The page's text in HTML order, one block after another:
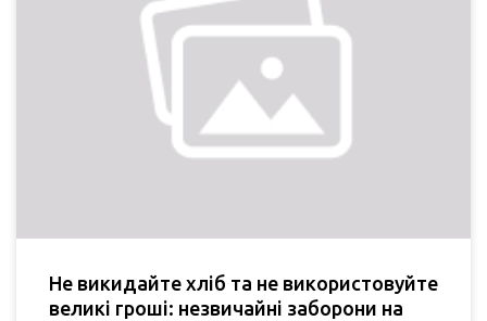
Не викидайте хліб та не використовуйте
великі гроші: незвичайні заборони на